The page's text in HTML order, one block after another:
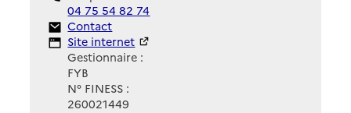
04 75 54 82 74
Contact
Contact
Site Internet
Site internet
Gestionnaire :
FYB
N° FINESS :
260021449